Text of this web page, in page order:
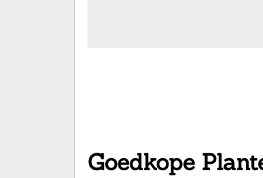
Goedkope